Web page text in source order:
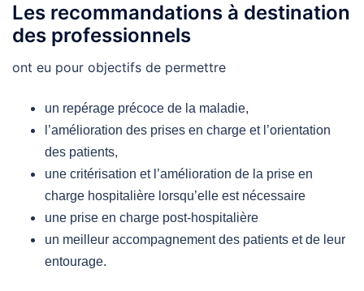
Les recommandations à destination
des professionnels
ont eu pour objectifs de permettre
un repérage précoce de la maladie,
l’amélioration des prises en charge et l’orientation
des patients,
une critérisation et l’amélioration de la prise en
charge hospitalière lorsqu’elle est nécessaire
une prise en charge post-hospitalière
un meilleur accompagnement des patients et de leur
entourage.